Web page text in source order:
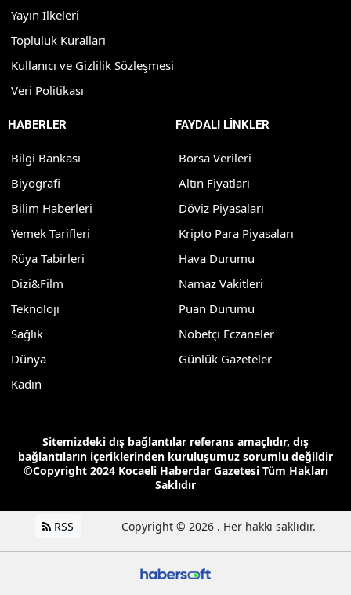
Yayın İlkeleri
Topluluk Kuralları
Kullanıcı ve Gizlilik Sözleşmesi
Veri Politikası
HABERLER
Bilgi Bankası
Biyografi
Bilim Haberleri
Yemek Tarifleri
Rüya Tabirleri
Dizi&Film
Teknoloji
Sağlık
Dünya
Kadın
FAYDALI LİNKLER
Borsa Verileri
Altın Fiyatları
Döviz Piyasaları
Kripto Para Piyasaları
Hava Durumu
Namaz Vakitleri
Puan Durumu
Nöbetçi Eczaneler
Günlük Gazeteler
Sitemizdeki dış bağlantılar referans amaçlıdır, dış
bağlantıların içeriklerinden kuruluşumuz sorumlu değildir
©Copyright 2024 Kocaeli Haberdar Gazetesi Tüm Hakları
Saklıdır
RSS Copyright © 2026 . Her hakkı saklıdır.